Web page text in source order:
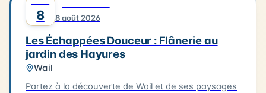
heure pour découvrir les secrets de cette fête
emblématique. Départ de l'Office de Tourisme, prêt
à découvrir les secrets de Hesdin !
8 8 août 2026
Les Échappées Douceur : Flânerie au
jardin des Hayures
Wail
Partez à la découverte de Wail et de ses paysages